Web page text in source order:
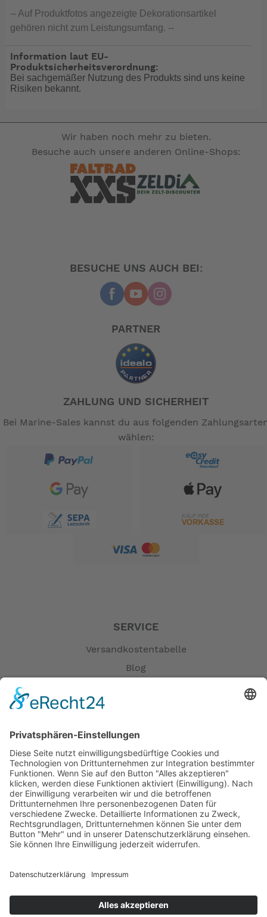
-- Auf Produktfotos angezeigte Dekorationsartikel
gehören nicht zum Leistungsumfang. --
Information laut EU-
Produktsicherheitsverordnung:
Bei sachgemäßer Nutzung des Produkts sind uns keine
Risiken bekannt.
Wir haben noch mehr zu bieten.
Besuche auch unsere anderen Online-Shops:
BESUCHE UNS AUCH BEI:
PARTNER
ZAHLUNG UND SICHERHEIT
Bei Marine-Sales kannst du aus folgenden
wählen:
SERVICE
Versandkostentabelle
Blog
Öffnungszeiten
Versandpartner
Verfügbarkeiten
Zahlung und Versand
Datenschutz
Fernabsatz
Widerrufsrecht bei Reparatur
Kontakt